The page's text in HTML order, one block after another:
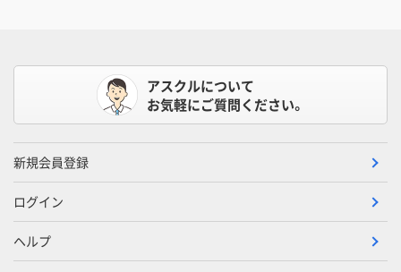
アスクルについて
お気軽にご質問ください。
新規会員登録
ログイン
ヘルプ